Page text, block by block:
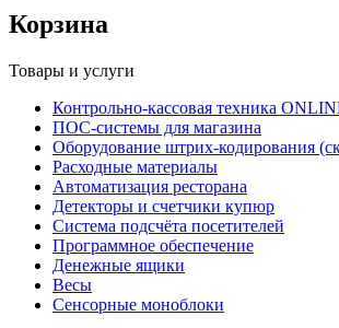
Корзина
Товары и услуги
Контрольно-кассовая техника
ПОС-системы для магазина
Оборудование штрих-кодирования
Расходные материалы
Автоматизация ресторана
Детекторы и счетчики купюр
Система подсчёта посетителей
Программное обеспечение
Денежные ящики
Весы
Сенсорные моноблоки